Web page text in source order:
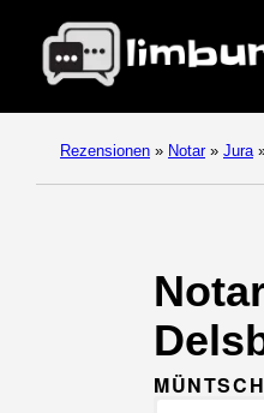
Rezensionen » Notar » Jura